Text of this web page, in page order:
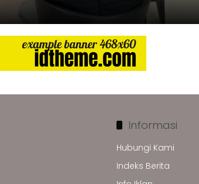
Informasi
Hubungi Kami
Indeks Berita